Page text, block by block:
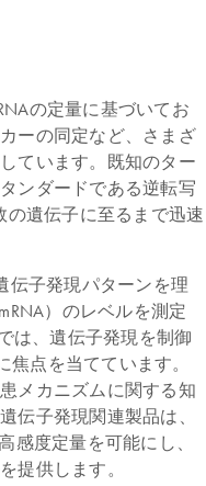
の定量に基づいてお
ーの同定など、さまざ
ています。既知のター
ンダードである逆転写
の遺伝子に至るまで迅速
伝子発現パターンを理
）のレベルを測定
は、遺伝子発現を制御
焦点を当てています。
メカニズムに関する知
伝子発現関連製品は、
感度定量を可能にし、
提供します。